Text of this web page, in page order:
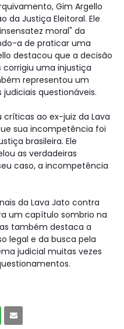
Gim Argello
da Justiça Eleitoral. Ele
moral" da
a de praticar uma
destacou que a decisão
corrigiu uma injustiça
representou um
questionáveis.
críticas ao ex-juiz da Lava
sua incompetência foi
brasileira. Ele
as verdadeiras
caso, a incompetência
da Lava Jato contra
um capítulo sombrio na
também destaca a
legal e da busca pela
judicial muitas vezes